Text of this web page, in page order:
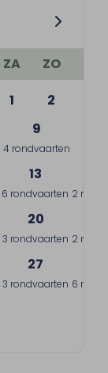
ZA
ZO
1
2
9
4 rondvaarten
13
6 rondvaarten 2
20
3 rondvaarten 2
27
3 rondvaarten 6